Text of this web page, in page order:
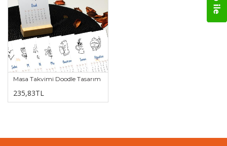
Masa Takvimi Doodle Tasarım
235,83TL